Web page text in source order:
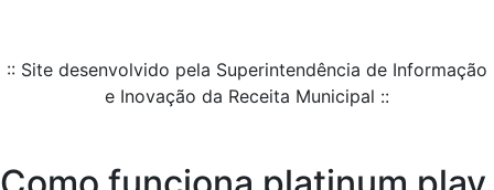
:: Site desenvolvido pela Superintendência de Informação
e Inovação da Receita Municipal ::